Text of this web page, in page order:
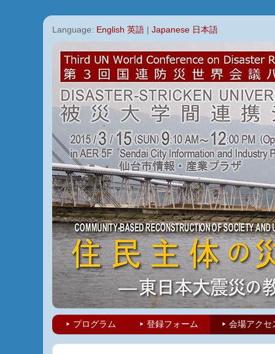
Language: English 英語 Japanese 日本語
▸ プログラム ▸ 登録フォーム ▸ 会場アクセ